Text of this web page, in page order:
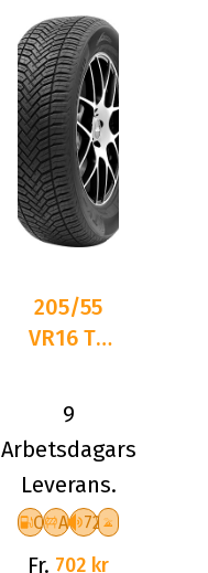
205/55
VR16 TL
ALLSEASON
6
9
Arbetsdagars
Leverans.
C A 72
Fr. 702 kr